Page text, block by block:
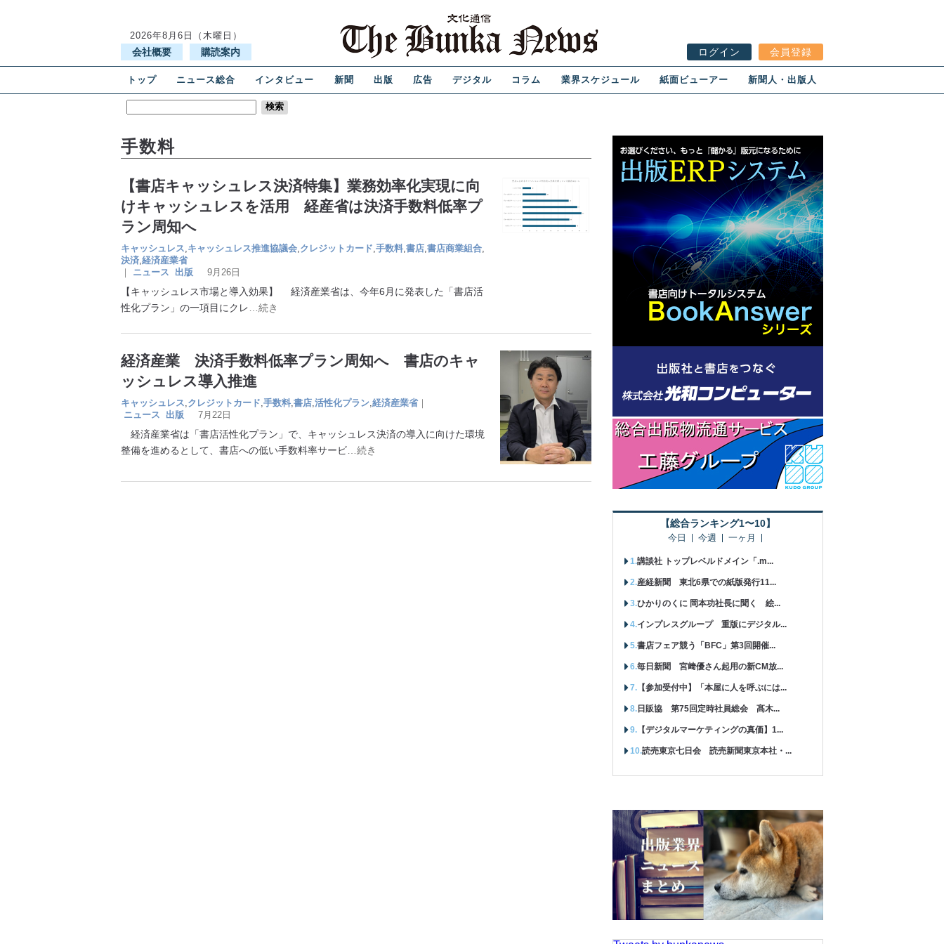
2026年8月6日（木曜日）
会社概要 購読案内 ログイン 会員登録
トップ ニュース総合 インタビュー 新聞 出版 広告 デジタル コラム 業界スケジュール 紙面ビューアー 新聞人・出版人
手数料
【書店キャッシュレス決済特集】業務効率化実現に向
けキャッシュレスを活用 経産省は決済手数料低率プ
ラン周知へ
キャッシュレス,キャッシュレス推進協議会,クレジットカード,手数料,書店,書店商業組合,
決済,経済産業省
｜
ニュース 出版 9月26日
【キャッシュレス市場と導入効果】 経済産業省は、今年6月に発表した「書店活
性化プラン」の一項目にクレ
…続き
経済産業 決済手数料低率プラン周知へ 書店のキャ
ッシュレス導入推進
キャッシュレス,クレジットカード,手数料,書店,活性化プラン,経済産業省｜
ニュース
出版 7月22日
経済産業省は「書店活性化プラン」で、キャッシュレス決済の導⼊に向けた環境
整備を進めるとして、書店への低い手数料率サービ …続き
【総合ランキング1〜10】
今日 今週 一ヶ月
講談社 トップレベルドメイン「.m...
産経新聞 東北6県での紙版発行11...
ひかりのくに 岡本功社長に聞く 絵...
インプレスグループ 重版にデジタル...
書店フェア競う「BFC」第3回開催...
毎日新聞 宮﨑優さん起用の新CM放...
【参加受付中】「本屋に人を呼ぶには...
日販協 第75回定時社員総会 髙木...
【デジタルマーケティングの真価】1...
読売東京七日会 読売新聞東京本社・...